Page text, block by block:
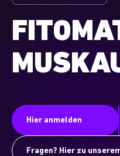
Fitnessboom
Firmenfitness
Mitglieder LOGIN
Hier anmelden
Fragen? Hier zu